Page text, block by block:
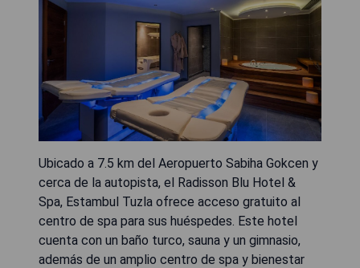
Ubicado a 7.5 km del Aeropuerto Sabiha Gokcen y
cerca de la autopista, el Radisson Blu Hotel &
Spa, Estambul Tuzla ofrece acceso gratuito al
centro de spa para sus huéspedes. Este hotel
cuenta con un baño turco, sauna y un gimnasio,
además de un amplio centro de spa y bienestar